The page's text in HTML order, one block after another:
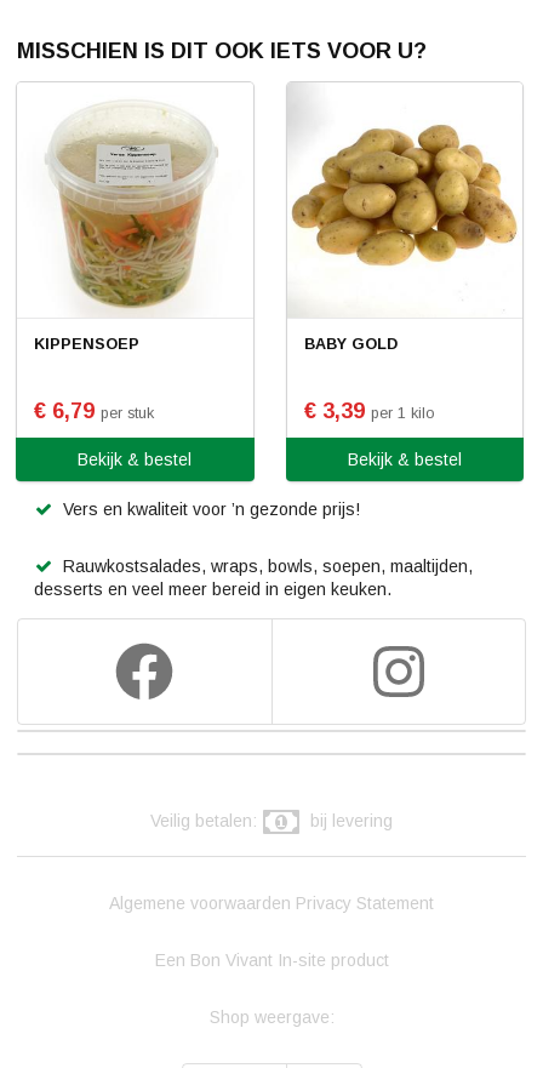
MISSCHIEN IS DIT OOK IETS VOOR U?
KIPPENSOEP
€ 6,79 per stuk
Bekijk & bestel
BABY GOLD
€ 3,39 per 1 kilo
Bekijk & bestel
Vers en kwaliteit voor ’n gezonde prijs!
Rauwkostsalades, wraps, bowls, soepen, maaltijden,
desserts en veel meer bereid in eigen keuken.
Veilig betalen: bij levering
Algemene voorwaarden Privacy Statement
Een Bon Vivant In-site product
Shop weergave: